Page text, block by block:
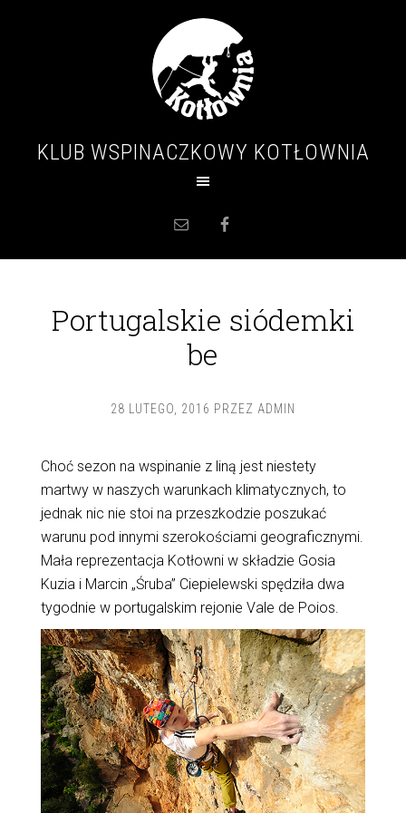
KLUB WSPINACZKOWY KOTŁOWNIA
Portugalskie siódemki
be
28 LUTEGO, 2016 PRZEZ ADMIN
Choć sezon na wspinanie z liną jest niestety
martwy w naszych warunkach klimatycznych, to
jednak nic nie stoi na przeszkodzie poszukać
warunu pod innymi szerokościami geograficznymi.
Mała reprezentacja Kotłowni w składzie Gosia
Kuzia i Marcin „Śruba” Ciepielewski spędziła dwa
tygodnie w portugalskim rejonie Vale de Poios.